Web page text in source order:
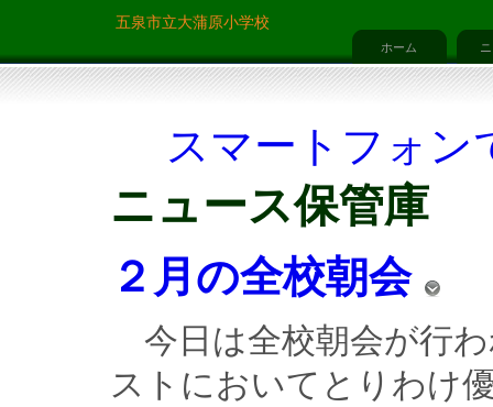
五泉市立大蒲原小学校
ホーム
スマートフォン
ニュース保管庫
２月の全校朝会
今日は全校朝会が行
ストにおいてとりわけ